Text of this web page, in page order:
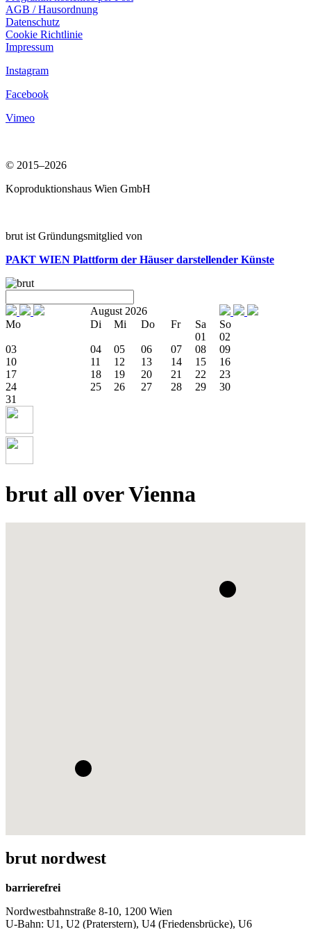
AGB / Hausordnung
Datenschutz
Cookie Richtlinie
Impressum
Instagram
Facebook
Vimeo
© 2015–2026
Koproduktionshaus Wien GmbH
brut ist Gründungsmitglied von
PAKT WIEN Plattform der Häuser darstellender Künste
August 2026
Mo
Di Mi Do Fr Sa
So
01
02
03
04 05 06 07 08
09
10
11 12 13 14 15
16
17
18 19 20 21 22
23
24
25 26 27 28 29
30
31
brut all over Vienna
brut nordwest
barrierefrei
Nordwestbahnstraße 8-10, 1200 Wien
U-Bahn: U1, U2 (Praterstern), U4 (Friedensbrücke), U6